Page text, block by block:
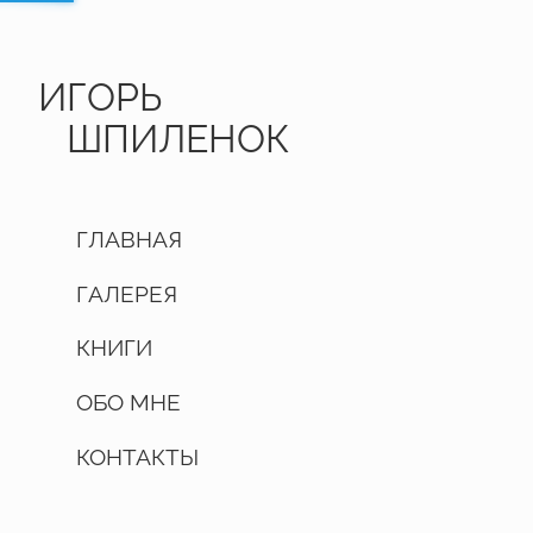
ИГОРЬ
ШПИЛЕНОК
ГЛАВНАЯ
ГАЛЕРЕЯ
КНИГИ
ОБО МНЕ
КОНТАКТЫ